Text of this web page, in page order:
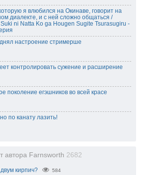
я влюбился на Окинаве, говорит на
диалекте, и с ней сложно общаться /
ni Natta Ko ga Hougen Sugite Tsurasugiru -
настроение стримерше
контролировать сужение и расширение
поколение егэшников во всей красе
по канату лазить!
автора Farnsworth 2682
кирпич? 584